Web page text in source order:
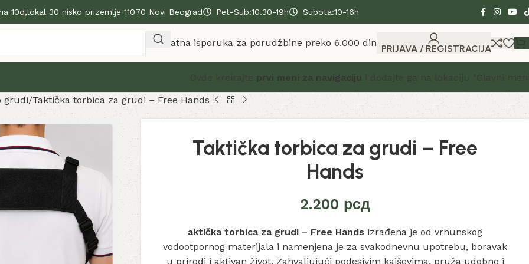
10d,lokal 30 nisko prizemlje 11070 Novi Beograd Pet-Sub:10.30-19h Subota:10-16h
Besplatna isporuka za porudžbine preko 6.000 din PRIJAVA / REGISTRACIJA
Ovde kreirajte prvi meni za navigaciju i dodajte ga na lokaciju "Glavni
grudi Taktička torbica za grudi – Free Hands
Taktička torbica za grudi – Free
Hands
2.200 рсд
aktička torbica za grudi – Free Hands izrađena je od vrhunskog
vodootpornog materijala i namenjena je za svakodnevnu upotrebu, boravak
u prirodi i aktivan život. Zahvaljujući podesivim kaiševima, pruža udobno i